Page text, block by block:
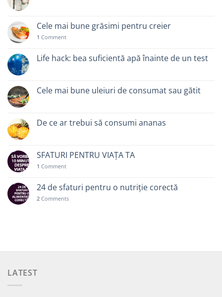
Cele mai bune grăsimi pentru creier
1 Comment
Life hack: bea suficientă apă înainte de un test
Cele mai bune uleiuri de consumat sau gătit
De ce ar trebui să consumi ananas
SFATURI PENTRU VIAȚA TA
1 Comment
24 de sfaturi pentru o nutriție corectă
2 Comments
LATEST